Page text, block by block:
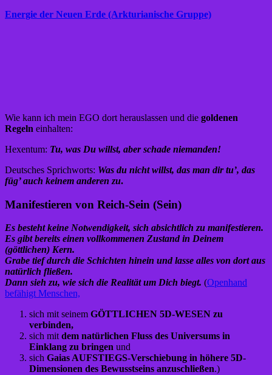
Energie der Neuen Erde (Arkturianische Gruppe)
Wie kann ich mein EGO dort herauslassen und die goldenen
Regeln einhalten:
Hexentum: Tu, was Du willst, aber schade niemanden!
Deutsches Sprichworts: Was du nicht willst, das man dir tu’, das
füg’ auch keinem anderen zu.
Manifestieren von Reich-Sein (Sein)
Es besteht keine Notwendigkeit, sich absichtlich zu manifestieren.
Es gibt bereits einen vollkommenen Zustand in Deinem
(göttlichen) Kern.
Grabe tief durch die Schichten hinein und lasse alles von dort aus
natürlich fließen.
Dann sieh zu, wie sich die Realität um Dich biegt. (Openhand
befähigt Menschen,
sich mit seinem GÖTTLICHEN 5D-WESEN zu
verbinden,
sich mitdem natürlichen Fluss des Universums in
Einklang zu bringen und
sich Gaias AUFSTIEGS-Verschiebung in höhere 5D-
Dimensionen des Bewusstseins anzuschließen.)